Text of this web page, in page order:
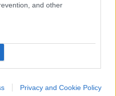
and other
Privacy and Cookie Policy